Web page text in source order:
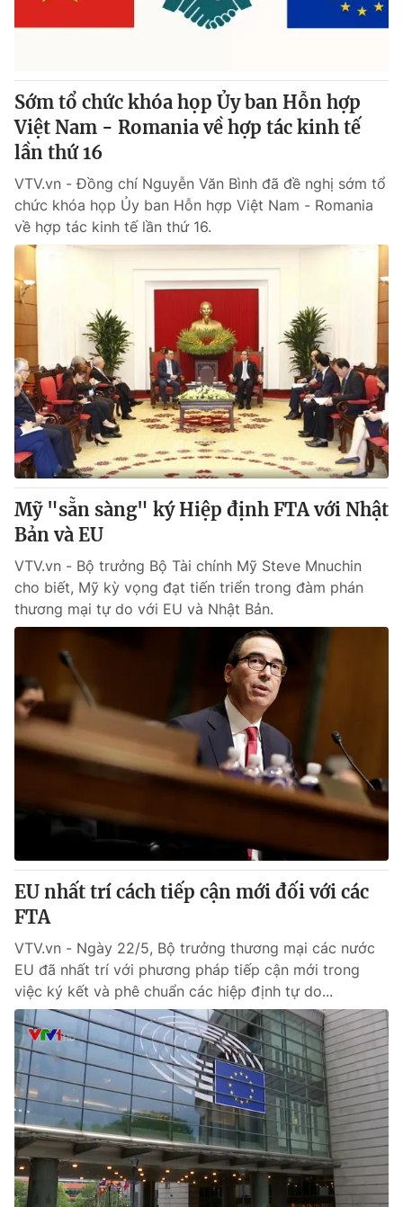
Giấy phép hoạt động báo in và báo điện tử số 483/GP-BTTTT
cấp ngày 29/12/2023
Phó Tổng Biên tập:Nguyễn Thị Mỹ Hạnh, Phạm Quốc Thắng,
Nguyễn Trọng Ninh
Tổng đài VTV: 024.38 355 931 - 024.38 355 932
Ðiện thoại Thời báo VTV:
toasoan@vtv.vn
Liên hệ quảng cáo:024-7300.7108
® Cấm sao chép dưới mọi hình thức nếu không có sự chấp
thuận bằng văn bản. Ghi rõ nguồn VTV.vn khi phát hành lại
thông tin từ website này.
Sớm tổ chức khóa họp Ủy ban Hỗn hợp
Việt Nam - Romania về hợp tác kinh tế
lần thứ 16
VTV.vn - Đồng chí Nguyễn Văn Bình đã đề nghị sớm tổ
chức khóa họp Ủy ban Hỗn hợp Việt Nam - Romania
về hợp tác kinh tế lần thứ 16.
Mỹ "sẵn sàng" ký Hiệp định FTA với Nhật
Bản và EU
VTV.vn - Bộ trưởng Bộ Tài chính Mỹ Steve Mnuchin
cho biết, Mỹ kỳ vọng đạt tiến triển trong đàm phán
thương mại tự do với EU và Nhật Bản.
EU nhất trí cách tiếp cận mới đối với các
FTA
VTV.vn - Ngày 22/5, Bộ trưởng thương mại các nước
EU đã nhất trí với phương pháp tiếp cận mới trong
việc ký kết và phê chuẩn các hiệp định tự do...